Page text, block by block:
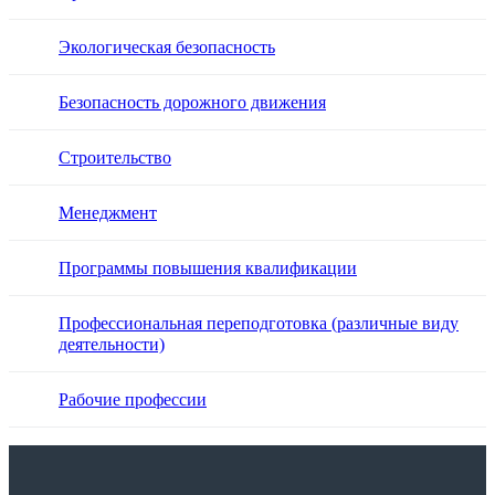
Экологическая безопасность
Безопасность дорожного движения
Строительство
Менеджмент
Программы повышения квалификации
Профессиональная переподготовка (различные виду
деятельности)
Рабочие профессии